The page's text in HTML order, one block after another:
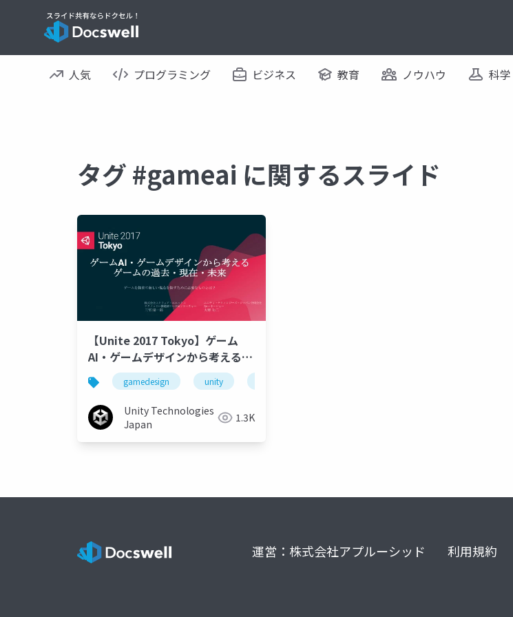
人気 プログラミング ビジネス 教育 ノウハウ 科
タグ #gameai に関するスライド
【Unite 2017 Tokyo】ゲーム
AI・ゲームデザインから考えるゲ
ームの過去・現在・未来
gamedesign unity
Unity Technologies
Japan
1.3K
運営：株式会社アプルーシッド 利用規約